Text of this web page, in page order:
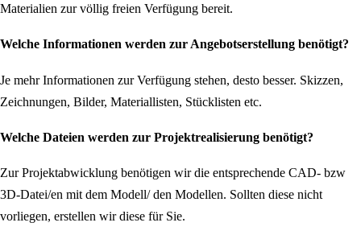
Materialien zur völlig freien Verfügung bereit.
Welche Informationen werden zur Angebotserstellung benötigt?
Je mehr Informationen zur Verfügung stehen, desto besser. Skizzen,
Zeichnungen, Bilder, Materiallisten, Stücklisten etc.
Welche Dateien werden zur Projektrealisierung benötigt?
Zur Projektabwicklung benötigen wir die entsprechende CAD- bzw
3D-Datei/en mit dem Modell/ den Modellen. Sollten diese nicht
vorliegen, erstellen wir diese für Sie.